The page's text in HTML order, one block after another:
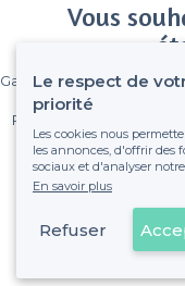
Vous
Gagnez de nombreux
Pas de commissions et
fixe sans
Le respect de
priorité
Les cookies nous
les annonces, d'offrir des
sociaux et d'analyser
En savoir plus
Refuser